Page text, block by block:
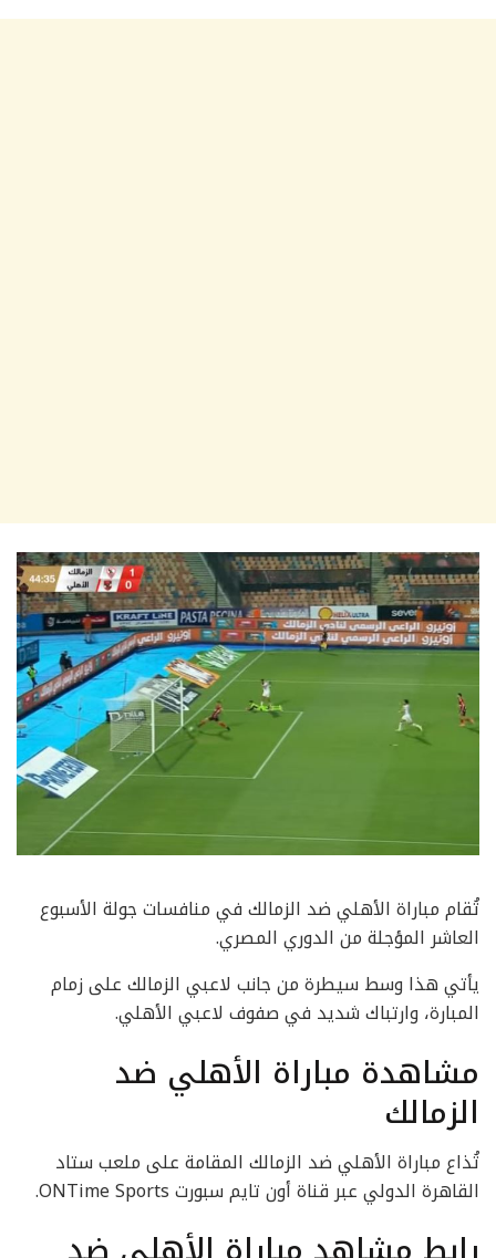
تُقام مباراة الأهلي ضد الزمالك في منافسات جولة الأسبوع
العاشر المؤجلة من الدوري المصري.
يأتي هذا وسط سيطرة من جانب لاعبي الزمالك على زمام
المبارة، وارتباك شديد في صفوف لاعبي الأهلي.
مشاهدة مباراة الأهلي ضد
الزمالك
تُذاع مباراة الأهلي ضد الزمالك المقامة على ملعب ستاد
القاهرة الدولي عبر قناة أون تايم سبورت ONTime Sports.